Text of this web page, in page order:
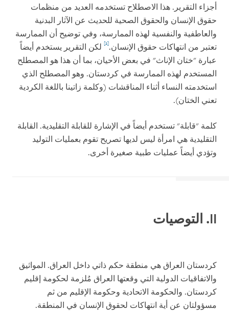
أجزاء التقرير. هذا الاصطلاح تستخدمه العديد من منظمات
حقوق الإنسان والحقوق الصحية للحديث عن الآثار البدنية
والعاطفية والنفسية لهذه الممارسة، وفي توضيح أن الممارسة
تعتبر من انتهاكات حقوق الإنسان.[2]
لكن التقرير يستخدم أيضاً
عبارة "ختان الإناث" في بعض الأحيان، بما أن هذا هو المصطلح
المستخدم لهذه الممارسة في كردستان. وهو المصطلح الذي
استخدمته النساء أثناء المناقشات (وكلمة زاتينا باللغة الكردية
تعني الختان).
كلمة "قابلة" تستخدم أيضاً في الإشارة للقابلة التقليدية. القابلة
التقليدية هي امرأة ليس لديها تصريح تقوم بعمليات التوليد
وتؤدي أيضاً عمليات طبية صغيرة أخرى.
II. التوصيات
كردستان العراق هي منطقة حكم ذاتي داخل العراق. المواثيق
والاتفاقيات الدولية التي وقعتها العراق مُلزمة لحكومة إقليم
كردستان. والحكومة الاتحادية وحكومة الإقليم من ثم
مسؤولتان عن أية انتهاكات لحقوق الإنسان في المنطقة.